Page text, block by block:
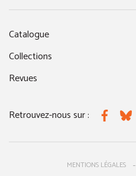
Catalogue
Collections
Revues
Retrouvez-nous sur : Facebook
MENTIONS LÉGALES